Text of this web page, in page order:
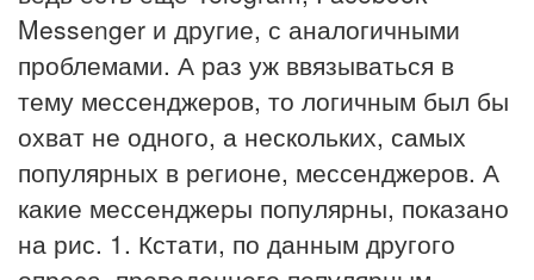
Messenger и другие, с аналогичными
проблемами. А раз уж ввязываться в
тему мессенджеров, то логичным был бы
охват не одного, а нескольких, самых
популярных в регионе, мессенджеров. А
какие мессенджеры популярны, показано
на рис. 1. Кстати, по данным другого